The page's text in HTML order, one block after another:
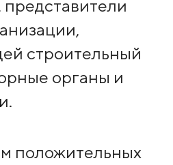
представители
строительный
органы и
положительных